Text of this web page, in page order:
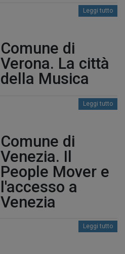
Leggi tutto
Comune di
Verona. La città
della Musica
Leggi tutto
Comune di
Venezia. Il
People Mover e
l'accesso a
Venezia
Leggi tutto